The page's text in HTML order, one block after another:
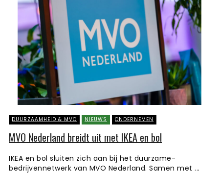
DUURZAAMHEID & MVO NIEUWS ONDERNEMEN
MVO Nederland breidt uit met IKEA en bol
IKEA en bol sluiten zich aan bij het duurzame-
bedrijvennetwerk van MVO Nederland. Samen met ...